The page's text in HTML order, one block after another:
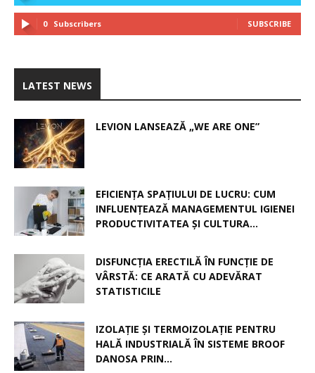
0 Subscribers SUBSCRIBE
LATEST NEWS
LEVION LANSEAZĂ „WE ARE ONE”
EFICIENȚA SPAȚIULUI DE LUCRU: CUM
INFLUENȚEAZĂ MANAGEMENTUL IGIENEI
PRODUCTIVITATEA ȘI CULTURA...
DISFUNCȚIA ERECTILĂ ÎN FUNCȚIE DE
VÂRSTĂ: CE ARATĂ CU ADEVĂRAT
STATISTICILE
IZOLAȚIE ȘI TERMOIZOLAȚIE PENTRU
HALĂ INDUSTRIALĂ ÎN SISTEME BROOF
DANOSA PRIN...